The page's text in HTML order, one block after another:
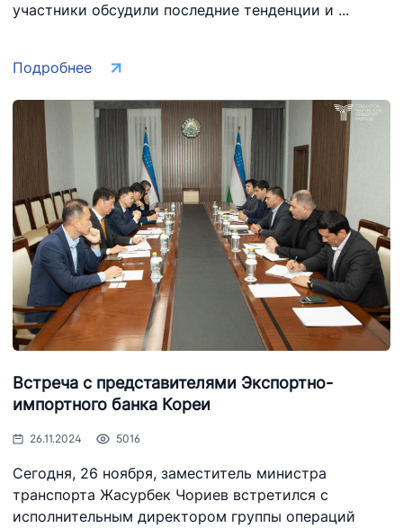
АО "Uzbekistan
Airways"
Номер телефона
доверия
Номер телефона
доверия
Номер
доверия
участники обсудили последние тенденции и ...
Подробнее
Встреча с представителями Экспортно-
импортного банка Кореи
26.11.2024 5016
Сегодня, 26 ноября, заместитель министра
транспорта Жасурбек Чориев встретился с
исполнительным директором группы операций